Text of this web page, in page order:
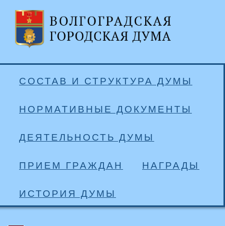
СОСТАВ И СТРУКТУРА ДУМЫ
НОРМАТИВНЫЕ ДОКУМЕНТЫ
ДЕЯТЕЛЬНОСТЬ ДУМЫ
ПРИЕМ ГРАЖДАН НАГРАДЫ
ИСТОРИЯ ДУМЫ